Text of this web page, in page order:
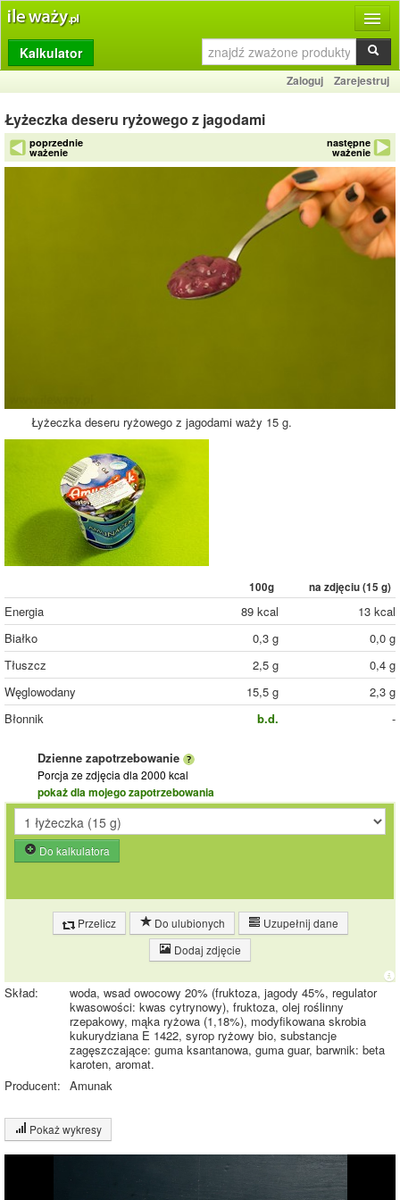
Produkty
Dziennik
Przelicznik
Porównywarka
Kalkulator
Zaloguj Zarejestruj
Łyżeczka deseru ryżowego z jagodami
poprzednie
ważenie
następne
ważenie
Łyżeczka deseru ryżowego z jagodami waży 15 g.
100g na zdjęciu (15 g)
Energia 89 kcal
13 kcal
Białko
0,3 g
0,0 g
Tłuszcz
2,5 g
0,4 g
Węglowodany
15,5 g
2,3 g
Błonnik
b.d. -
Dzienne zapotrzebowanie
Porcja ze zdjęcia dla 2000 kcal
pokaż dla mojego zapotrzebowania
Do kalkulatora
Przelicz Do ulubionych
Uzupełnij dane
Dodaj zdjęcie
Skład:
woda, wsad owocowy 20% (fruktoza, jagody 45%, regulator
kwasowości: kwas cytrynowy), fruktoza, olej roślinny
rzepakowy, mąka ryżowa (1,18%), modyfikowana skrobia
kukurydziana E 1422, syrop ryżowy bio, substancje
zagęszczające: guma ksantanowa, guma guar, barwnik: beta
karoten, aromat.
Producent: Amunak
Pokaż wykresy
Wykres składu produktu
Wykres źródeł energii produktu